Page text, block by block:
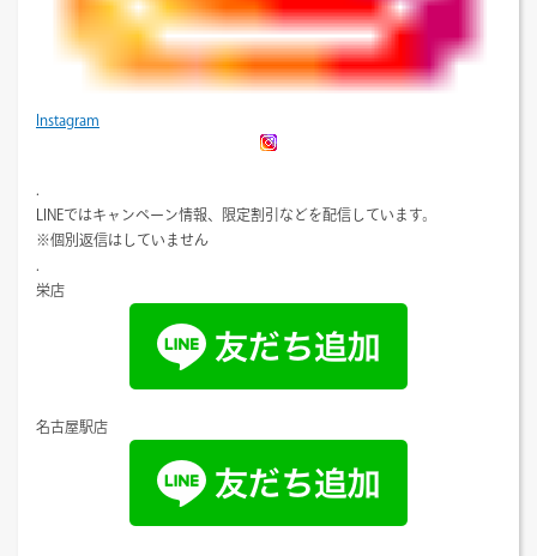
Instagram
LINEではキャンペーン情報、限定割引などを配信しています。
※個別返信はしていません
栄店
名古屋駅店